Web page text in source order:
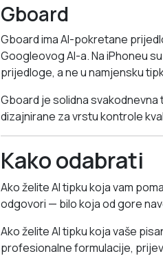
Gboard
Gboard ima AI-pokretane
Googleovog AI-a. Na iPhoneu
prijedloge, a ne u namjensku
Gboard je solidna svakodnevna
dizajnirane za vrstu kontrole
Kako odabrati
Ako želite AI tipku koja vam
odgovori — bilo koja od gore
Ako želite AI tipku koja vaše
profesionalne formulacije,